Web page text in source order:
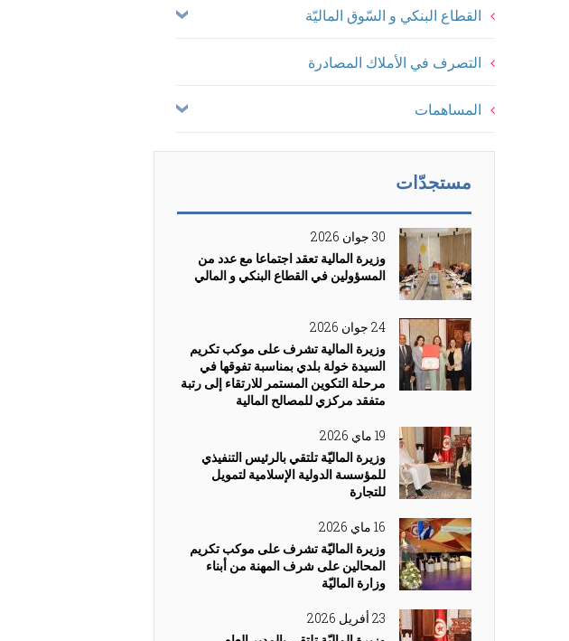
القطاع البنكي و السّوق الماليّة
التصرف في الأملاك المصادرة
المساهمات
مستجدّات
30 جوان 2026
وزيرة المالية تعقد اجتماعا مع عدد من
المسؤولين في القطاع البنكي و المالي
24 جوان 2026
وزيرة المالية تشرف على موكب تكريم
السيدة خولة بلدي بمناسبة تفوقها في
مرحلة التكوين المستمر للارتقاء إلى رتبة
متفقد مركزي للمصالح المالية
19 ماي 2026
وزيرة الماليّة تلتقي بالرئيس التنفيذي
للمؤسسة الدولية الإسلامية لتمويل
للتجارة
16 ماي 2026
وزيرة الماليّة تشرف على موكب تكريم
المحالين على شرف المهنة من أبناء
وزارة الماليّة
23 أفريل 2026